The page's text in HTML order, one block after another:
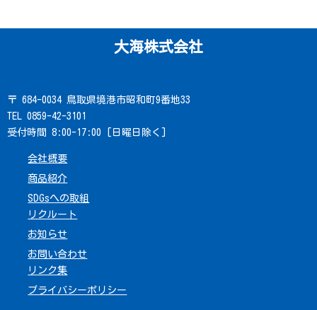
大海株式会社
〒 684-0034 鳥取県境港市昭和町9番地33
TEL 0859-42-3101
受付時間 8:00-17:00 [日曜日除く]
会社概要
商品紹介
SDGsへの取組
リクルート
お知らせ
お問い合わせ
リンク集
プライバシーポリシー